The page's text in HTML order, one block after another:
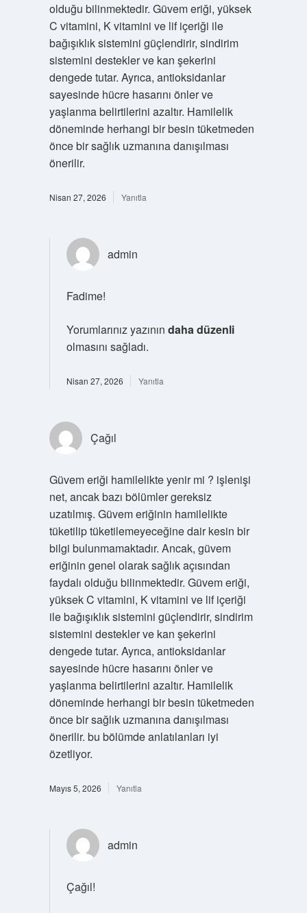
olduğu bilinmektedir. Güvem eriği, yüksek
C vitamini, K vitamini ve lif içeriği ile
bağışıklık sistemini güçlendirir, sindirim
sistemini destekler ve kan şekerini
dengede tutar. Ayrıca, antioksidanlar
sayesinde hücre hasarını önler ve
yaşlanma belirtilerini azaltır. Hamilelik
döneminde herhangi bir besin tüketmeden
önce bir sağlık uzmanına danışılması
önerilir.
Nisan 27, 2026 Yanıtla
admin
Fadime!
Yorumlarınız yazının daha düzenli
olmasını sağladı.
Nisan 27, 2026 Yanıtla
Çağıl
Güvem eriği hamilelikte yenir mi ? işlenişi
net, ancak bazı bölümler gereksiz
uzatılmış. Güvem eriğinin hamilelikte
tüketilip tüketilemeyeceğine dair kesin bir
bilgi bulunmamaktadır. Ancak, güvem
eriğinin genel olarak sağlık açısından
faydalı olduğu bilinmektedir. Güvem eriği,
yüksek C vitamini, K vitamini ve lif içeriği
ile bağışıklık sistemini güçlendirir, sindirim
sistemini destekler ve kan şekerini
dengede tutar. Ayrıca, antioksidanlar
sayesinde hücre hasarını önler ve
yaşlanma belirtilerini azaltır. Hamilelik
döneminde herhangi bir besin tüketmeden
önce bir sağlık uzmanına danışılması
önerilir. bu bölümde anlatılanları iyi
özetliyor.
Mayıs 5, 2026 Yanıtla
admin
Çağıl!